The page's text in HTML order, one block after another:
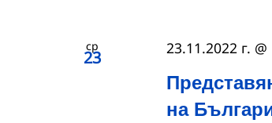
ср
23
на
23.11.2022 г.